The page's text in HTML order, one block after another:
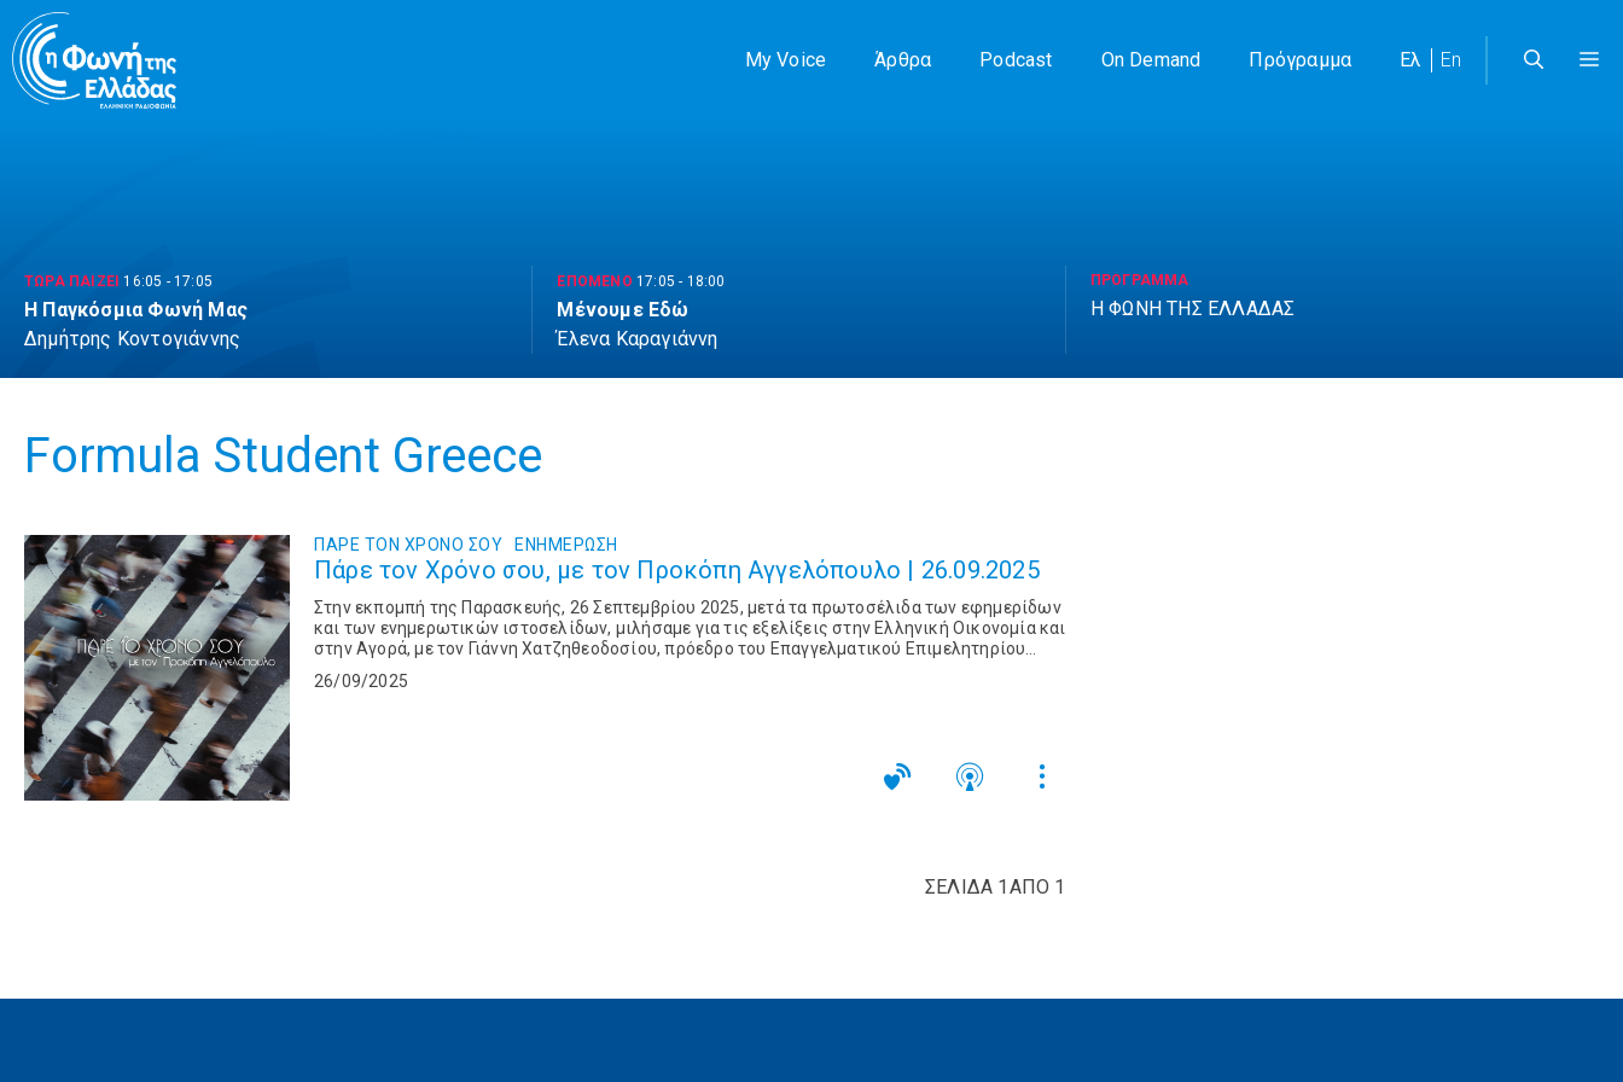
Μετάβαση
σε
περιεχόμενο
My Voice Άρθρα Podcast On Demand Πρόγραμμα Ελ En
ΤΩΡΑ ΠΑΙΖΕΙ16:05 -17:05
Η Παγκόσμια Φωνή Μας
Δημήτρης Κοντογιάννης
ΕΠΟΜΕΝΟ 17:05 - 18:00
Μένουμε Εδώ
Έλενα Καραγιάννη
ΠΡΟΓΡΑΜΜΑ
Η ΦΩΝΗ ΤΗΣ ΕΛΛΑΔΑΣ
Formula Student Greece
ΠΑΡΕ ΤΟΝ ΧΡΟΝΟ ΣΟΥ ΕΝΗΜΈΡΩΣΗ
Πάρε τον Χρόνο σου, με τον Προκόπη Αγγελόπουλο | 26.09.2025
Στην εκπομπή της Παρασκευής, 26 Σεπτεμβρίου 2025, μετά τα πρωτοσέλιδα των εφημερίδων
και των ενημερωτικών ιστοσελίδων, μιλήσαμε για τις εξελίξεις στην Ελληνική Οικονομία και
στην Αγορά, με τον Γιάννη Χατζηθεοδοσίου, πρόεδρο του Επαγγελματικού Επιμελητηρίου
26/09/2025
ΣΕΛΙΔΑ 1ΑΠΟ 1